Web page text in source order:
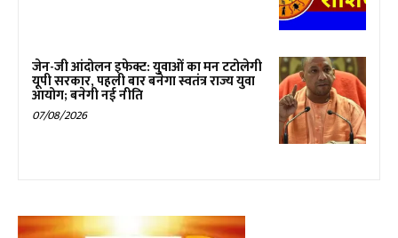
जेन-जी आंदोलन इफेक्ट: युवाओं का मन टटोलेगी
यूपी सरकार, पहली बार बनेगा स्वतंत्र राज्य युवा
आयोग; बनेगी नई नीति
07/08/2026